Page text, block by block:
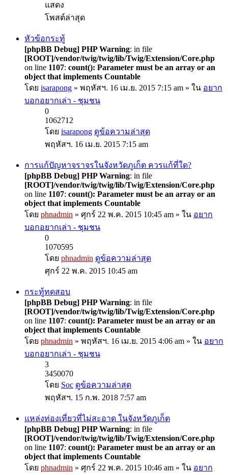
แสดง
โพสต์ล่าสุด
หัวข้อกระทู้
[phpBB Debug] PHP Warning: in file
[ROOT]/vendor/twig/twig/lib/Twig/Extension/Core.php
on line 1107: count(): Parameter must be an array or an
object that implements Countable
โดย isarapong » พฤหัสฯ. 16 เม.ย. 2015 7:15 am » ใน อยาก
บอกอยากเล่า - ชุมชน
0
1062712
โดย isarapong ดูข้อความล่าสุด
พฤหัสฯ. 16 เม.ย. 2015 7:15 am
การแก้ปัญหาจราจรในจังหวัดภูเก็ต ควรแก้ที่ใด?
[phpBB Debug] PHP Warning: in file
[ROOT]/vendor/twig/twig/lib/Twig/Extension/Core.php
on line 1107: count(): Parameter must be an array or an
object that implements Countable
โดย phnadmin » ศุกร์ 22 พ.ค. 2015 10:45 am » ใน อยาก
บอกอยากเล่า - ชุมชน
0
1070595
โดย phnadmin ดูข้อความล่าสุด
ศุกร์ 22 พ.ค. 2015 10:45 am
กระทู้ทดสอบ
[phpBB Debug] PHP Warning: in file
[ROOT]/vendor/twig/twig/lib/Twig/Extension/Core.php
on line 1107: count(): Parameter must be an array or an
object that implements Countable
โดย phnadmin » พฤหัสฯ. 16 เม.ย. 2015 4:06 am » ใน อยาก
บอกอยากเล่า - ชุมชน
3
3450070
โดย Soc ดูข้อความล่าสุด
พฤหัสฯ. 15 ก.พ. 2018 7:57 am
แหล่งท่องเที่ยวที่ไม่สะอาด ในจังหวัดภูเก็ต
[phpBB Debug] PHP Warning: in file
[ROOT]/vendor/twig/twig/lib/Twig/Extension/Core.php
on line 1107: count(): Parameter must be an array or an
object that implements Countable
โดย phnadmin » ศุกร์ 22 พ.ค. 2015 10:46 am » ใน อยาก